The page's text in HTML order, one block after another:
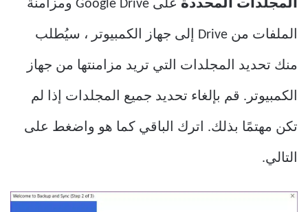
المجلدات المحددة على Google Drive ومزامنة
الملفات من Drive إلى جهاز الكمبيوتر ، سيُطلب
منك تحديد المجلدات التي تريد مزامنتها من جهاز
الكمبيوتر. قم بإلغاء تحديد جميع المجلدات إذا لم
تكن مهتمًا بذلك. اترك الباقي كما هو واضغط على
التالي.